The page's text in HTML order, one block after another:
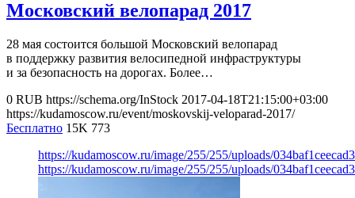
Московский велопарад 2017
28 мая состоится большой Московский велопарад
в поддержку развития велосипедной инфраструктуры
и за безопасность на дорогах. Более…
0 RUB https://schema.org/InStock 2017-04-18T21:15:00+03:00
https://kudamoscow.ru/event/moskovskij-veloparad-2017/
Бесплатно 15K 773
https://kudamoscow.ru/image/255/255/uploads/
https://kudamoscow.ru/image/255/255/uploads/